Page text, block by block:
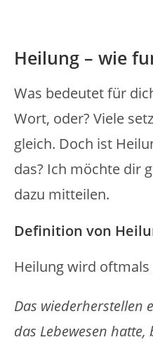
Heilung – wie
Was bedeutet für
Wort, oder? Viele
gleich. Doch ist
das? Ich möchte dir
dazu mitteilen.
Definition von
Heilung wird
Das wiederherstellen
das Lebewesen